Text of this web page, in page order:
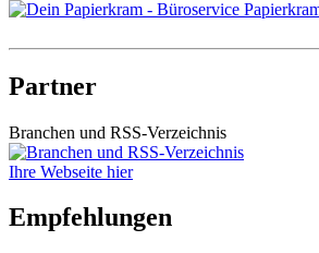
Partner
Branchen und RSS-Verzeichnis
Ihre Webseite hier
Empfehlungen